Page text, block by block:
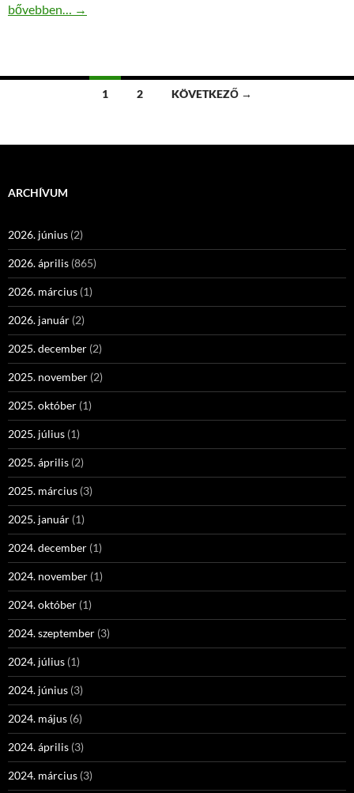
Fresh Mesh Kerámia, bútor, Bőr és univerzális tisztító és ápoló
bővebben… →
Bejegyzések
1 2 KÖVETKEZŐ →
ARCHÍVUM
2026. június (2)
2026. április (865)
2026. március (1)
2026. január (2)
2025. december (2)
2025. november (2)
2025. október (1)
2025. július (1)
2025. április (2)
2025. március (3)
2025. január (1)
2024. december (1)
2024. november (1)
2024. október (1)
2024. szeptember (3)
2024. július (1)
2024. június (3)
2024. május (6)
2024. április (3)
2024. március (3)